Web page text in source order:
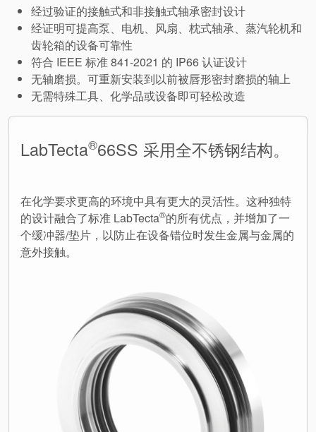
认证和标准
联系我们
经过验证的接触式和非接触式轴承密封设计
经证明可提高泵、电机、风扇、枕式轴承、蒸汽轮机和
齿轮箱的设备可靠性
符合 IEEE 标准 841-2021 的 IP66 认证设计
无轴磨损。可重新安装到以前被唇形密封磨损的轴上
无需特殊工具、化学品或设备即可轻松改造
LabTecta®66SS 采用全不锈钢结构。
在化学要求更高的环境中具有更大的灵活性。这种独特
的设计融合了标准 LabTecta®的所有优点，并增加了一
个缓冲器/垫片，以防止在设备错位时发生金属与金属的
意外接触。